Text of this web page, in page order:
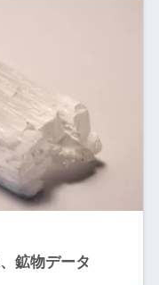
鉱物データ